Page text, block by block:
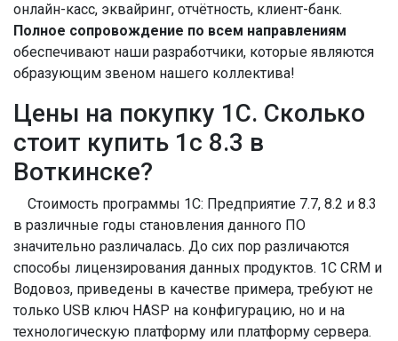
онлайн-касс, эквайринг, отчётность, клиент-банк.
Полное сопровождение по всем направлениям
обеспечивают наши разработчики, которые являются
образующим звеном нашего коллектива!
Цены на покупку 1С. Сколько
стоит купить 1с 8.3 в
Воткинске?
Стоимость программы 1С: Предприятие 7.7, 8.2 и 8.3
в различные годы становления данного ПО
значительно различалась. До сих пор различаются
способы лицензирования данных продуктов. 1С CRM и
Водовоз, приведены в качестве примера, требуют не
только USB ключ HASP на конфигурацию, но и на
технологическую платформу или платформу сервера.